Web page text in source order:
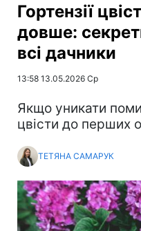
Гортензії
довше:
всі дачники
13:58 13.05.2026 Ср
Якщо уникати
цвісти до перших
ТЕТЯНА САМАРУК